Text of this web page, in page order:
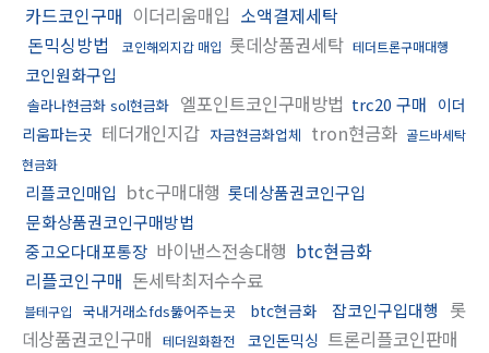
카드코인구매 이더리움매입 소액결제세탁
돈믹싱방법
코인해외지갑 매입 롯데상품권세탁 테더트론구매대행
코인원화구입
솔라나현금화 sol현금화 엘포인트코인구매방법 trc20 구매 이더
리움파는곳 테더개인지갑 자금현금화업체 tron현금화 골드바세탁
현금화
리플코인매입 btc구매대행 롯데상품권코인구입
문화상품권코인구매방법
중고오다대포통장 바이낸스전송대행 btc현금화
리플코인구매 돈세탁최저수수료
블테구입 국내거래소fds뚫어주는곳 btc현금화 잡코인구입대행
롯
데상품권코인구매
테더원화환전 코인돈믹싱 트론리플코인판매